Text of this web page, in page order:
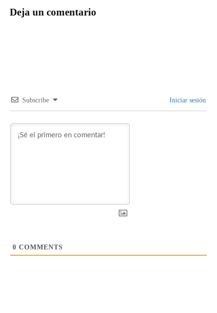
Deja un comentario
Subscribe Iniciar sesión
0 COMMENTS